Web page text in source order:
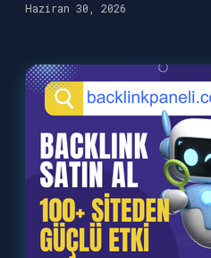
Haziran 30, 2026